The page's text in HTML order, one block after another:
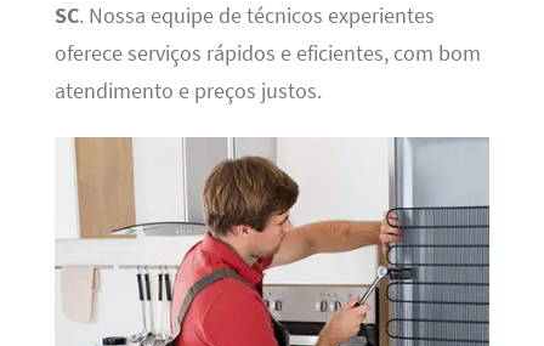
SC. Nossa equipe de técnicos experientes
oferece serviços rápidos e eficientes, com bom
atendimento e preços justos.